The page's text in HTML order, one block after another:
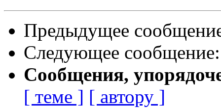
Предыдущее
Следующее
Сообщения,
[ теме ] [ автору ]